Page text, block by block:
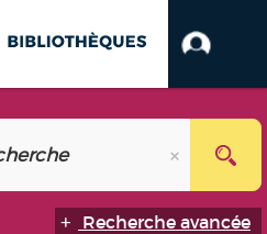
Recherche avancée